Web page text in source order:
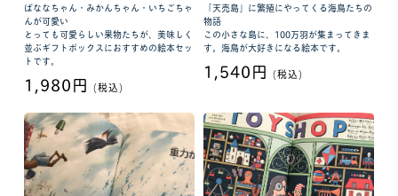
ばななちゃん・みかんちゃん・いちごちゃ
んが可愛い
とっても可愛らしい果物たちが、美味しく
並ぶギフトボックスにおすすめの絵本セッ
トです。
1,980円 (税込)
「天売島」に繁殖にやってくる海鳥たちの
物語
この小さな島に、100万羽が集まってきま
す。海鳥が大好きになる絵本です。
1,540円 (税込)